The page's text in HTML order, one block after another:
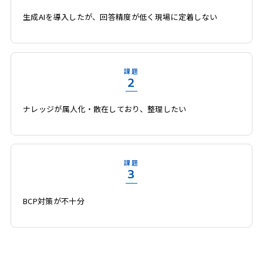
生成AIを導入したが、回答精度が低く現場に定着しない
課題
2
ナレッジが属人化・散在しており、整理したい
課題
3
BCP対策が不十分